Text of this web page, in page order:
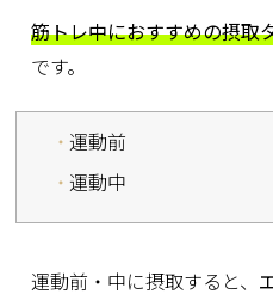
筋トレ中におすすめの摂取
です。
運動前
運動中
運動前・中に摂取すると、